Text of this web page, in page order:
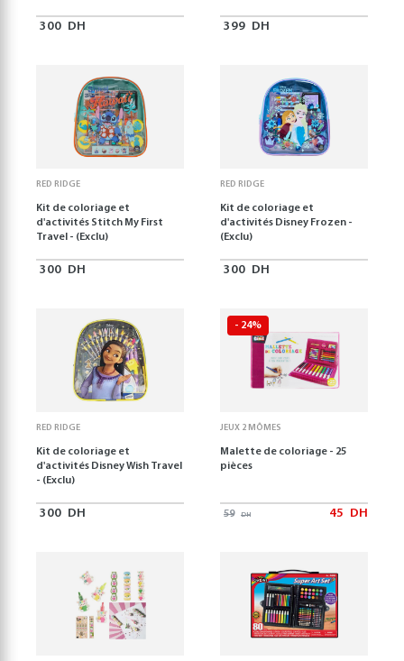
300 DH 399 DH
RED RIDGE
Kit de coloriage et
d'activités Stitch My First
Travel - (Exclu)
300 DH
RED RIDGE
Kit de coloriage et
d'activités Disney Frozen -
(Exclu)
300 DH
RED RIDGE
Kit de coloriage et
d'activités Disney Wish Travel
- (Exclu)
300 DH
- 24%
JEUX 2 MÔMES
Malette de coloriage - 25
pièces
59 DH 45 DH